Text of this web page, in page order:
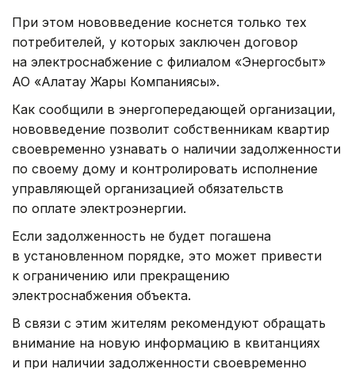
При этом нововведение коснется только тех
потребителей, у которых заключен договор
на электроснабжение с филиалом «Энергосбыт»
АО «Алатау Жарық Компаниясы».
Как сообщили в энергопередающей организации,
нововведение позволит собственникам квартир
своевременно узнавать о наличии задолженности
по своему дому и контролировать исполнение
управляющей организацией обязательств
по оплате электроэнергии.
Если задолженность не будет погашена
в установленном порядке, это может привести
к ограничению или прекращению
электроснабжения объекта.
В связи с этим жителям рекомендуют обращать
внимание на новую информацию в квитанциях
и при наличии задолженности своевременно